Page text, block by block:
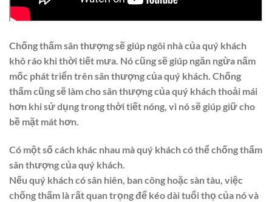
Chống thấm sân thượng sẽ giúp ngôi nhà của quý khách
khô ráo khi thời tiết mưa. Nó cũng sẽ giúp ngăn ngừa nấm
mốc phát triển trên sân thượng của quý khách. Chống
thấm cũng sẽ làm cho sân thượng của quý khách thoải mái
hơn khi sử dụng trong thời tiết nóng, vì nó sẽ giúp giữ cho
bề mặt mát hơn.
Có một số cách khác nhau mà quý khách có thể chống thấm
sân thượng của quý khách.
Nếu quý khách có sân hiên, ban công hoặc sàn tàu, việc
chống thấm là rất quan trọng để kéo dài tuổi thọ của nó và